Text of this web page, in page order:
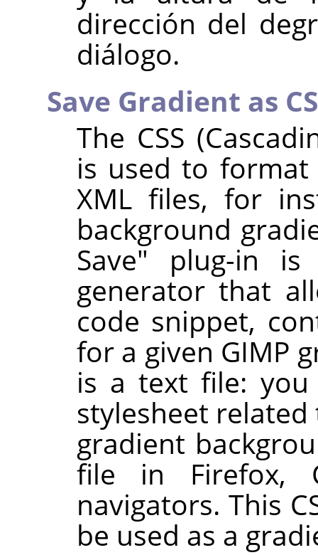
dirección del
diálogo.
Save Gradient as
The CSS
is used to
XML files, for
background
Save" plug-in
generator that
code snippet,
for a given GIMP
is a text file:
stylesheet
gradient
file in Firefox,
navigators. This
be used as a